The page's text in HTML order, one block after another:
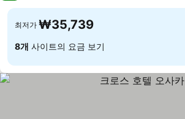
최저가 ₩35,739
8개 사이트의 요금 보기